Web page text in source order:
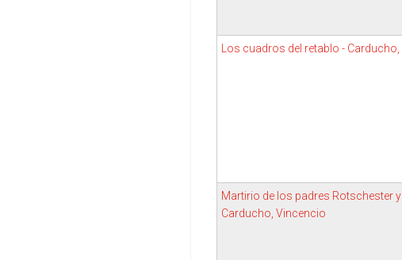
Los cuadros del retablo -
Martirio de los padres Rotschester
Carducho, Vincencio